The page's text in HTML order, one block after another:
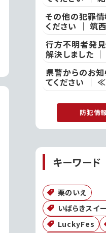
その他の犯罪情
ください ｜ 筑
行方不明者発
解決しました
県警からのお知
てください ｜
防犯情
キーワード
栗のいえ
いばらきスイ
LuckyFes